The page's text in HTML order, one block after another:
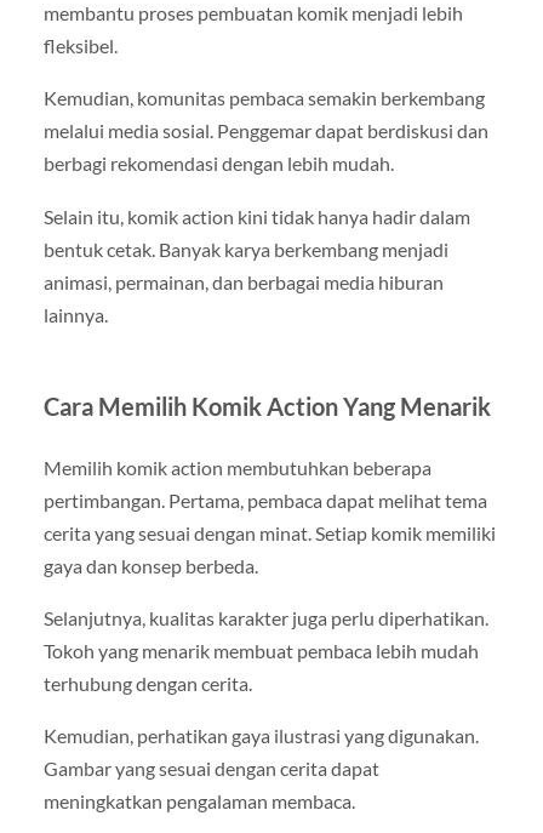
membantu proses pembuatan komik menjadi lebih
fleksibel.
Kemudian, komunitas pembaca semakin berkembang
melalui media sosial. Penggemar dapat berdiskusi dan
berbagi rekomendasi dengan lebih mudah.
Selain itu, komik action kini tidak hanya hadir dalam
bentuk cetak. Banyak karya berkembang menjadi
animasi, permainan, dan berbagai media hiburan
lainnya.
Cara Memilih Komik Action Yang Menarik
Memilih komik action membutuhkan beberapa
pertimbangan. Pertama, pembaca dapat melihat tema
cerita yang sesuai dengan minat. Setiap komik memiliki
gaya dan konsep berbeda.
Selanjutnya, kualitas karakter juga perlu diperhatikan.
Tokoh yang menarik membuat pembaca lebih mudah
terhubung dengan cerita.
Kemudian, perhatikan gaya ilustrasi yang digunakan.
Gambar yang sesuai dengan cerita dapat
meningkatkan pengalaman membaca.